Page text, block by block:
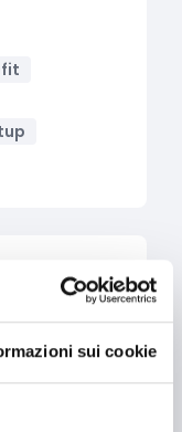
sui cookie
Archiviato